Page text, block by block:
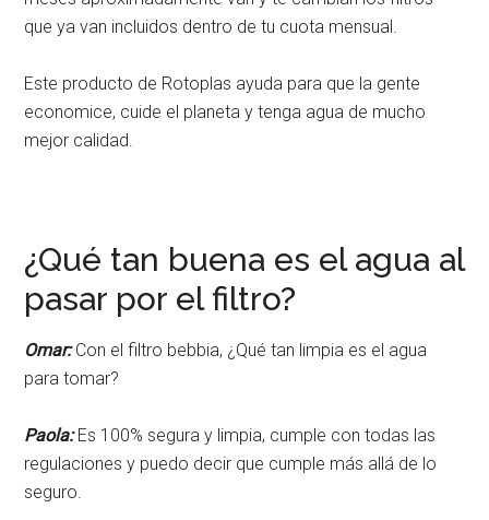
que ya van incluidos dentro de tu cuota mensual.
Este producto de Rotoplas ayuda para que la gente
economice, cuide el planeta y tenga agua de mucho
mejor calidad.
¿Qué tan buena es el agua al
pasar por el filtro?
Omar:Con el filtro bebbia, ¿Qué tan limpia es el agua
para tomar?
Paola: Es 100% segura y limpia, cumple con todas las
regulaciones y puedo decir que cumple más allá de lo
seguro.